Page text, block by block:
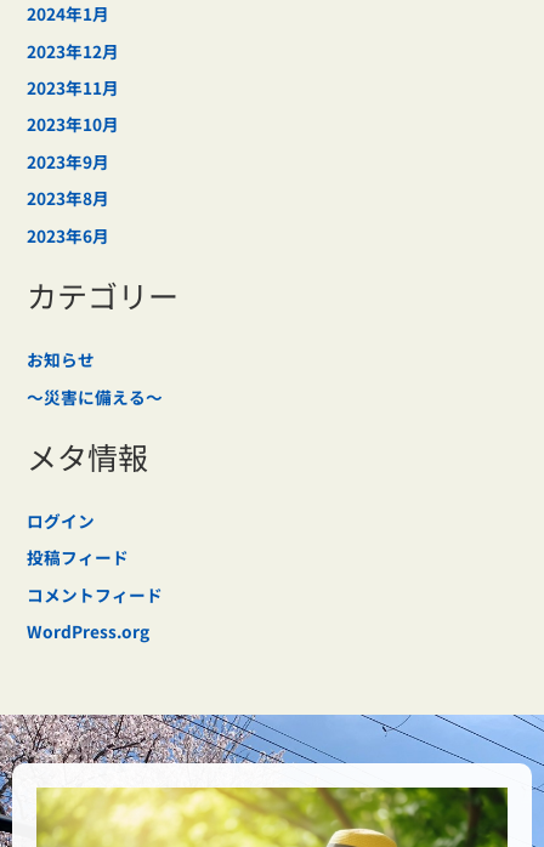
2024年1月
2023年12月
2023年11月
2023年10月
2023年9月
2023年8月
2023年6月
カテゴリー
お知らせ
～災害に備える～
メタ情報
ログイン
投稿フィード
コメントフィード
WordPress.org